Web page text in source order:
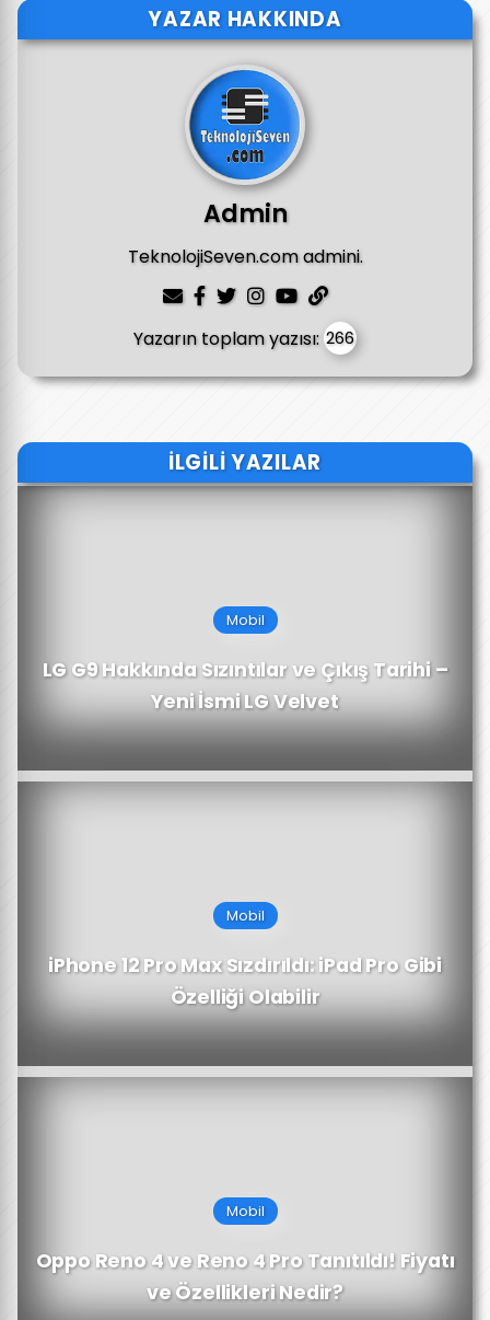
YAZAR HAKKINDA
Admin
TeknolojiSeven.com admini.
Yazarın toplam yazısı: 266
İLGILI YAZILAR
Mobil
LG G9 Hakkında Sızıntılar ve Çıkış Tarihi –
Yeni İsmi LG Velvet
Mobil
iPhone 12 Pro Max Sızdırıldı: iPad Pro Gibi
Özelliği Olabilir
Mobil
Oppo Reno 4 ve Reno 4 Pro Tanıtıldı! Fiyatı
ve Özellikleri Nedir?